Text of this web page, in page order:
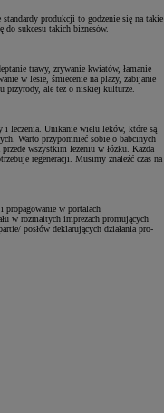
produkcji to godzenie się na takie
sukcesu takich biznesów.
trawy, zrywanie kwiatów, łamanie
w lesie, śmiecenie na plaży, zabijanie
przyrody, ale też o niskiej kulturze.
i leczenia. Unikanie wielu leków, które są
Warto przypomnieć sobie o babcinych
wszystkim leżeniu w łóżku. Każda
regeneracji. Musimy znaleźć czas na
propagowanie w portalach
w rozmaitych imprezach promujących
posłów deklarujących działania pro-